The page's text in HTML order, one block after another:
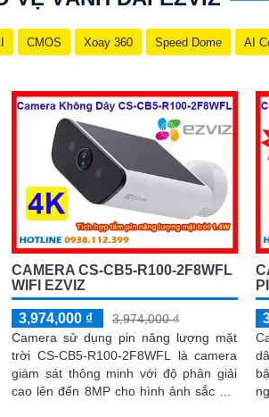
CMOS Xoay 360 Speed Dome AI
CAMERA CS-CB5-R100-2F8WFL
WIFI EZVIZ
3,974,000 ₫
3,974,000 ₫
Camera sử dụng pin năng lượng mặt
trời CS-CB5-R100-2F8WFL là camera
giám sát thông minh với độ phân giải
cao lên đến 8MP cho hình ảnh sắc nét